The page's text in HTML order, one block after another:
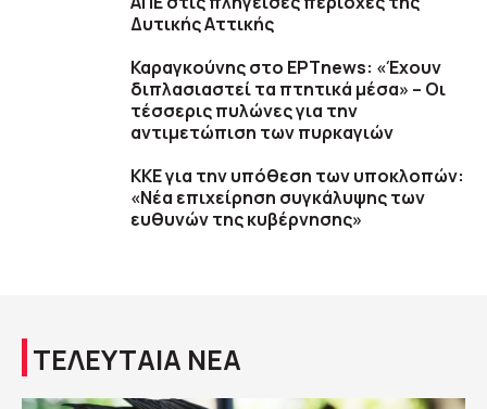
Δυτικής Αττικής
Καραγκούνης στο ΕΡΤnews: «Έχουν
διπλασιαστεί τα πτητικά μέσα» – Οι
τέσσερις πυλώνες για την
αντιμετώπιση των πυρκαγιών
ΚΚΕ για την υπόθεση των υποκλοπών:
«Νέα επιχείρηση συγκάλυψης των
ευθυνών της κυβέρνησης»
ΤΕΛΕΥΤΑΙΑ ΝΕΑ